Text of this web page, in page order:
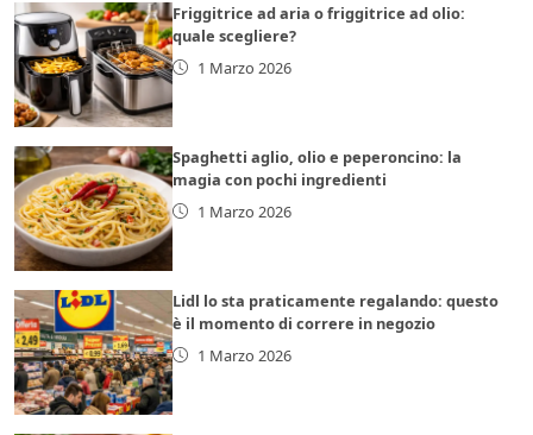
Friggitrice ad aria o friggitrice ad olio:
quale scegliere?
1 Marzo 2026
Spaghetti aglio, olio e peperoncino: la
magia con pochi ingredienti
1 Marzo 2026
Lidl lo sta praticamente regalando: questo
è il momento di correre in negozio
1 Marzo 2026